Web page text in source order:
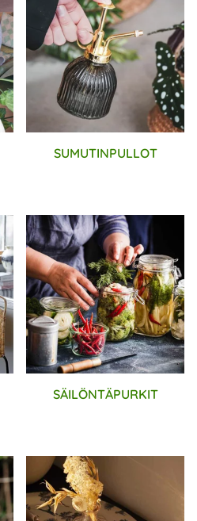
SUMUTINPULLOT
SÄILÖNTÄPURKIT